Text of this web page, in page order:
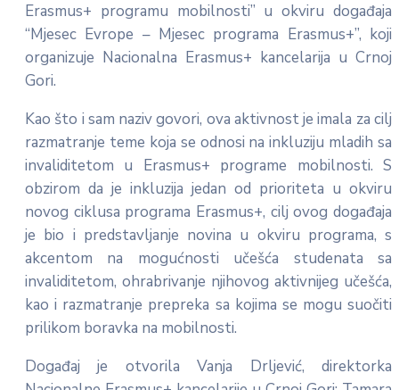
Erasmus+ programu mobilnosti” u okviru događaja
“Mjesec Evrope – Mjesec programa Erasmus+”, koji
organizuje Nacionalna Erasmus+ kancelarija u Crnoj
Gori.
Kao što i sam naziv govori, ova aktivnost je imala za cilj
razmatranje teme koja se odnosi na inkluziju mladih sa
invaliditetom u Erasmus+ programe mobilnosti. S
obzirom da je inkluzija jedan od prioriteta u okviru
novog ciklusa programa Erasmus+, cilj ovog događaja
je bio i predstavljanje novina u okviru programa, s
akcentom na mogućnosti učešća studenata sa
invaliditetom, ohrabrivanje njihovog aktivnijeg učešća,
kao i razmatranje prepreka sa kojima se mogu suočiti
prilikom boravka na mobilnosti.
Događaj je otvorila Vanja Drljević, direktorka